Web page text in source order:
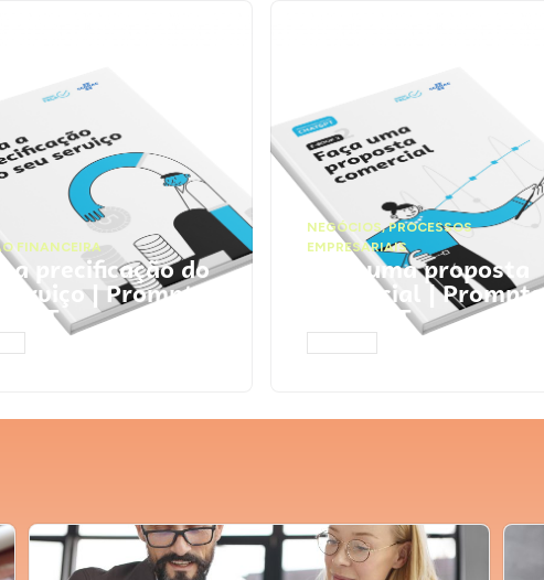
FINANCEIRA
a precificação do
serviço | Prompts
NEGÓCIOS,PROCESSOS
EMPRESARIAIS
Faça uma proposta
comercial | Prompts
ChatGPT